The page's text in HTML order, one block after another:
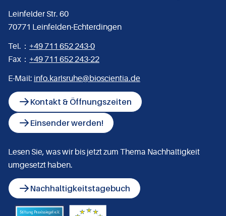
Leinfelder Str. 60
70771 Leinfelden-Echterdingen
Tel.： +49 711 652 243-0
Fax： +49 711 652 243-22
E-Mail: info.karlsruhe@bioscientia.de
Kontakt & Öffnungszeiten
Einsender werden!
Lesen Sie, was wir bis jetzt zum Thema Nachhaltigkeit
umgesetzt haben.
Nachhaltigkeitstagebuch